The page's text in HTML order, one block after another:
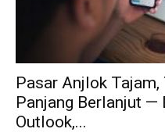
Pasar Anjlok Tajam,
Panjang Berlanjut
Outlook,...